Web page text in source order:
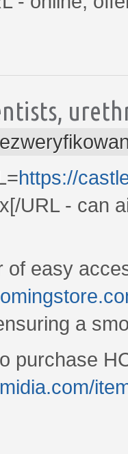
https://
URL - can
of easy
a
purchase